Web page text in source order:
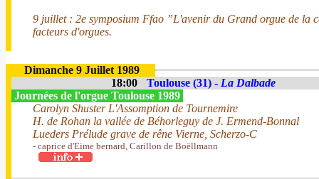
9 juillet : 2e symposium Ffao ”L'avenir du Grand orgue de la
facteurs d'orgues.
Dimanche 9 Juillet 1989
18:00
Toulouse (31) - La Dalbade
Journées de l'orgue Toulouse 1989
Carolyn Shuster L'Assomption de Tournemire
H. de Rohan la vallée de Béhorleguy de J. Ermend-Bonnal
Lueders Prélude grave de rêne Vierne, Scherzo-C
- caprice d'Eime bernard, Carillon de Boëllmann